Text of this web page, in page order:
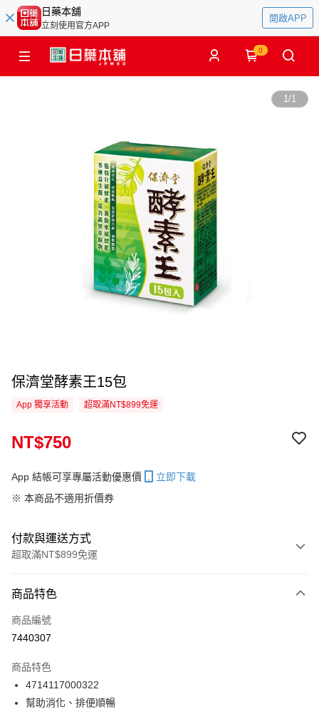
日藥本舖
立刻使用官方APP
開啟APP
0
1/1
保濟堂酵素王15包
App 獨享活動 超取滿NT$899免運
NT$750
App 結帳可享專屬活動優惠價
立即下載
※ 本商品不適用折價券
付款與運送方式
超取滿NT$899免運
信用卡一次付款
超商取貨付款
Apple Pay
街口支付
商品特色
商品編號
7440307
商品特色
4714117000322
幫助消化、排便順暢